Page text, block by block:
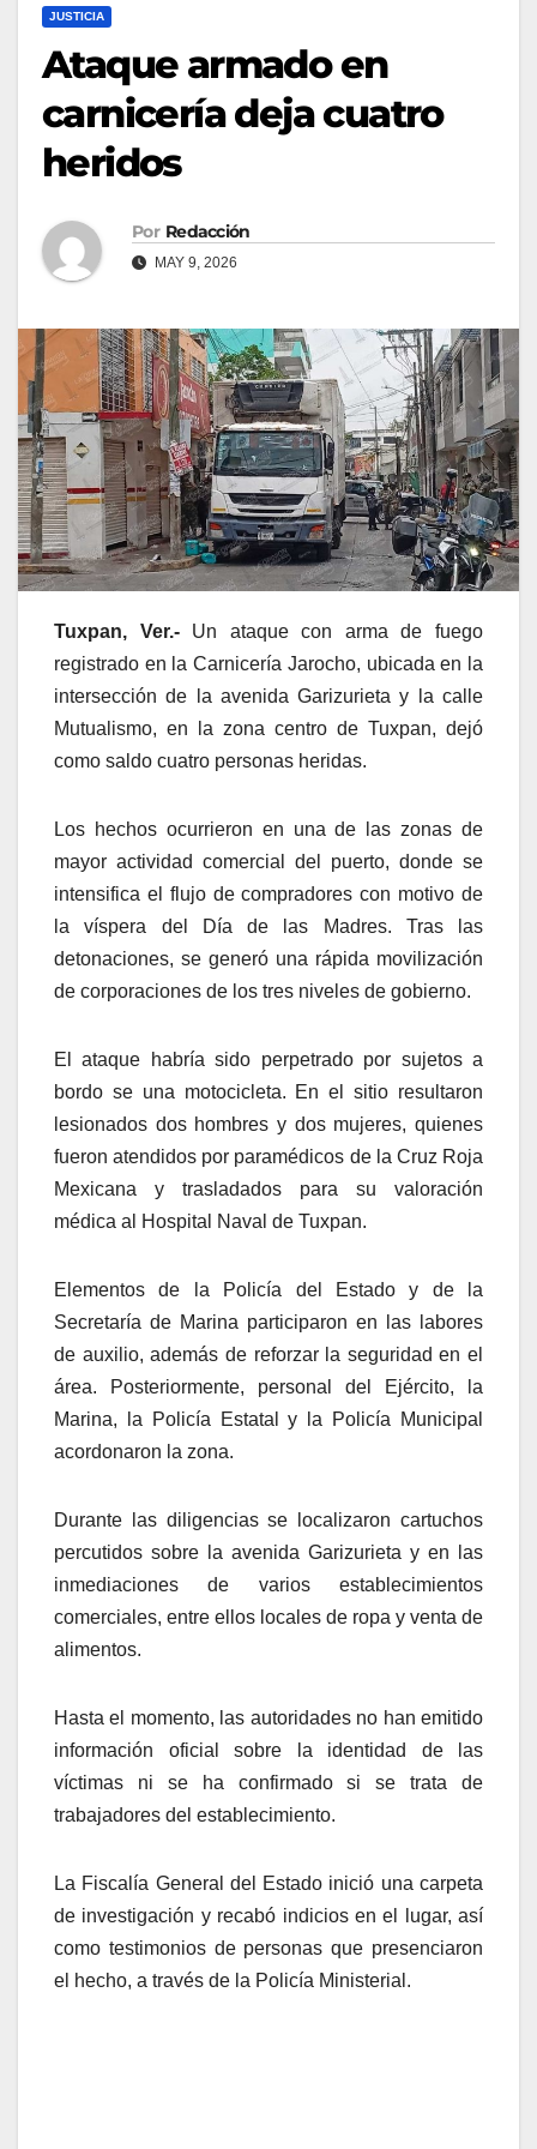
JUSTICIA
Ataque armado en
carnicería deja cuatro
heridos
Por Redacción
MAY 9, 2026
Tuxpan, Ver.-Un ataque con arma de fuego
registrado en la Carnicería Jarocho, ubicada en la
intersección de la avenida Garizurieta y la calle
Mutualismo, en la zona centro de Tuxpan, dejó
como saldo cuatro personas heridas.
Los hechos ocurrieron en una de las zonas de
mayor actividad comercial del puerto, donde se
intensifica el flujo de compradores con motivo de
la víspera del Día de las Madres. Tras las
detonaciones, se generó una rápida movilización
de corporaciones de los tres niveles de gobierno.
El ataque habría sido perpetrado por sujetos a
bordo se una motocicleta. En el sitio resultaron
lesionados dos hombres y dos mujeres, quienes
fueron atendidos por paramédicos de la Cruz Roja
Mexicana y trasladados para su valoración
médica al Hospital Naval de Tuxpan.
Elementos de la Policía del Estado y de la
Secretaría de Marina participaron en las labores
de auxilio, además de reforzar la seguridad en el
área. Posteriormente, personal del Ejército, la
Marina, la Policía Estatal y la Policía Municipal
acordonaron la zona.
Durante las diligencias se localizaron cartuchos
percutidos sobre la avenida Garizurieta y en las
inmediaciones de varios establecimientos
comerciales, entre ellos locales de ropa y venta de
alimentos.
Hasta el momento, las autoridades no han emitido
información oficial sobre la identidad de las
víctimas ni se ha confirmado si se trata de
trabajadores del establecimiento.
La Fiscalía General del Estado inició una carpeta
de investigación y recabó indicios en el lugar, así
como testimonios de personas que presenciaron
el hecho, a través de la Policía Ministerial.